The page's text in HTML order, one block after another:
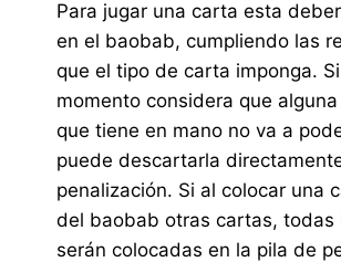
Para jugar una carta esta
en el baobab, cumpliendo las
que el tipo de carta imponga.
momento considera que
que tiene en mano no va a
puede descartarla
penalización. Si al colocar una
del baobab otras cartas, todas
serán colocadas en la pila de